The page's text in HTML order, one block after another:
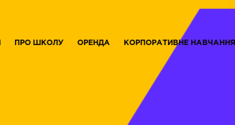
ПРО ШКОЛУ ОРЕНДА КОРПОРАТИВНЕ НАВЧАННЯ